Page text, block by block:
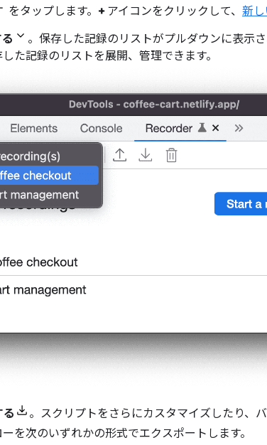
をタップします。 +アイコンをクリックして、 新
。保存した記録のリストがプルダウンに表示
た記録のリストを展開、管理できます。
。スクリプトをさらにカスタマイズしたり、
を次のいずれかの形式でエクスポートします。